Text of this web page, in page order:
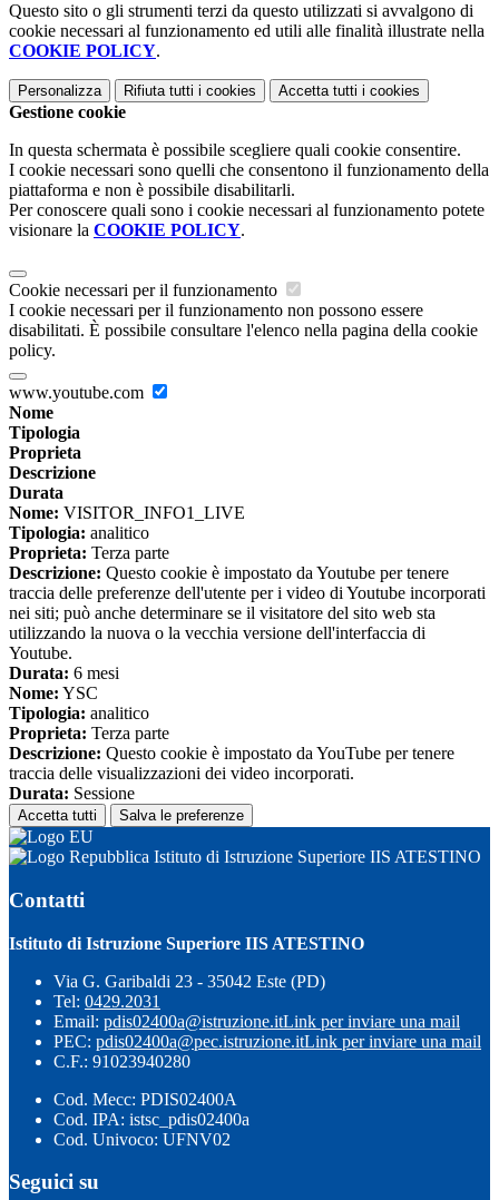
Questo sito o gli strumenti terzi da questo utilizzati si avvalgono di
cookie necessari al funzionamento ed utili alle finalità illustrate nella
COOKIE POLICY.
Personalizza Rifiuta tutti i cookies Accetta tutti i cookies
Gestione cookie
In questa schermata è possibile scegliere quali cookie consentire.
I cookie necessari sono quelli che consentono il funzionamento della
piattaforma e non è possibile disabilitarli.
Per conoscere quali sono i cookie necessari al funzionamento potete
visionare la COOKIE POLICY.
Cookie necessari per il funzionamento
I cookie necessari per il funzionamento non possono essere
disabilitati. È possibile consultare l'elenco nella pagina della cookie
policy.
www.youtube.com
Nome
Tipologia
Proprieta
Descrizione
Durata
Nome: VISITOR_INFO1_LIVE
Tipologia: analitico
Proprieta: Terza parte
Descrizione: Questo cookie è impostato da Youtube per tenere
traccia delle preferenze dell'utente per i video di Youtube incorporati
nei siti; può anche determinare se il visitatore del sito web sta
utilizzando la nuova o la vecchia versione dell'interfaccia di
Youtube.
Durata: 6 mesi
Nome: YSC
Tipologia: analitico
Proprieta: Terza parte
Descrizione: Questo cookie è impostato da YouTube per tenere
traccia delle visualizzazioni dei video incorporati.
Durata: Sessione
Accetta tutti Salva le preferenze
Istituto di Istruzione Superiore IIS ATESTINO
Contatti
Istituto di Istruzione Superiore IIS ATESTINO
Via G. Garibaldi 23 - 35042 Este (PD)
Tel: 0429.2031
Email: pdis02400a@istruzione.itLink per inviare una mail
PEC: pdis02400a@pec.istruzione.itLink per inviare una mail
C.F.: 91023940280
Cod. Mecc: PDIS02400A
Cod. IPA: istsc_pdis02400a
Cod. Univoco: UFNV02
Seguici su